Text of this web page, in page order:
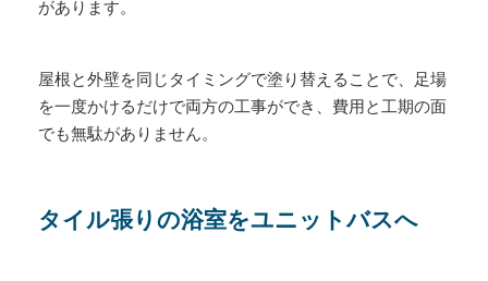
があります。
屋根と外壁を同じタイミングで塗り替えることで、足場
を一度かけるだけで両方の工事ができ、費用と工期の面
でも無駄がありません。
タイル張りの浴室をユニットバスへ